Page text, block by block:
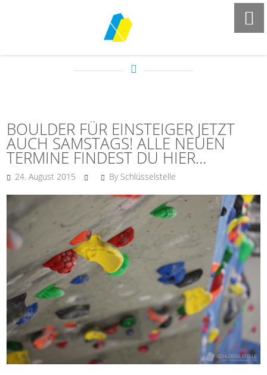
FROM THE BLOG
BOULDER FÜR EINSTEIGER JETZT
AUCH SAMSTAGS! ALLE NEUEN
TERMINE FINDEST DU HIER…
24. August 2015 By Schlüsselstelle